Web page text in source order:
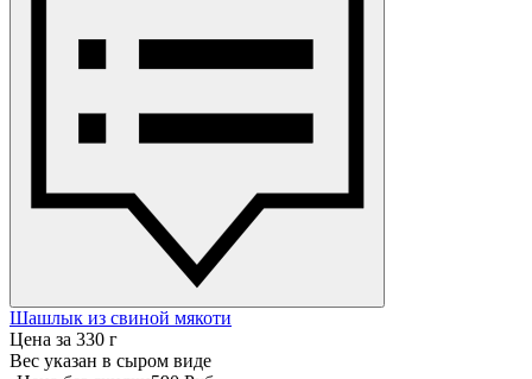
Шашлык из свиной мякоти
Цена за 330 г
Вес указан в сыром виде